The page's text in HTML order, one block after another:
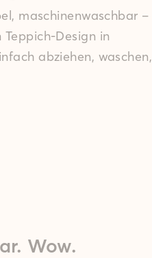
maschinen­waschbar –
Teppich-Design in
abziehen, waschen,
Wow.